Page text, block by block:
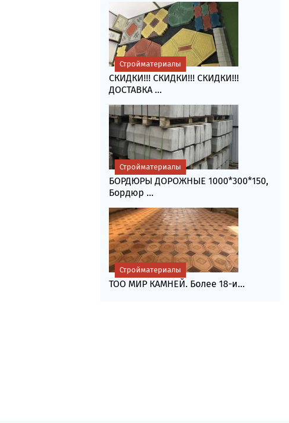
СКИДКИ!!! СКИДКИ!!! СКИДКИ!!!
ДОСТАВКА ...
Стройматериалы
БОРДЮРЫ ДОРОЖНЫЕ 1000*300*150,
Бордюр ...
Стройматериалы
ТОО МИР КАМНЕЙ. Более 18-и...
Стройматериалы